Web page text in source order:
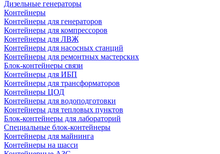
Дизельные генераторы
Контейнеры
Контейнеры для генераторов
Контейнеры для компрессоров
Контейнеры для ЛВЖ
Контейнеры для насосных станций
Контейнеры для ремонтных мастерских
Блок-контейнеры связи
Контейнеры для ИБП
Контейнеры для трансформаторов
Контейнеры ЦОД
Контейнеры для водоподготовки
Контейнеры для тепловых пунктов
Блок-контейнеры для лабораторий
Специальные блок-контейнеры
Контейнеры для майнинга
Контейнеры на шасси